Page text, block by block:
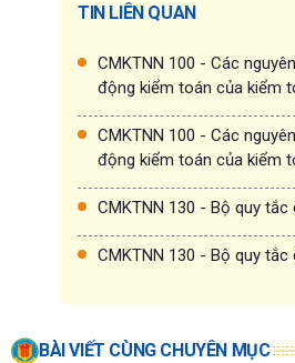
TIN LIÊN QUAN
CMKTNN 100 - Các
động kiểm toán của kiểm
CMKTNN 100 - Các
động kiểm toán của kiểm
CMKTNN 130 - Bộ quy
CMKTNN 130 - Bộ quy
BÀI VIẾT CÙNG CHUYÊN MỤC